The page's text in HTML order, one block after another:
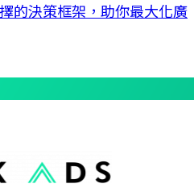
的決策框架，助你最大化廣